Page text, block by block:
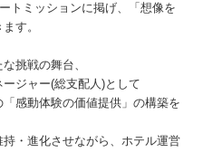
トミッションに掲げ、「想像を
す。
挑戦の舞台、
ジャー(総支配人)として
感動体験の価値提供」の構築を
・進化させながら、ホテル運営